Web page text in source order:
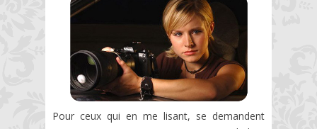
Pour ceux qui en me lisant, se demandent